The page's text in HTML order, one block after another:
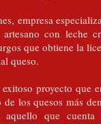
empresa
con leche
que obtiene la
queso.
proyecto que
los quesos más
que cuenta